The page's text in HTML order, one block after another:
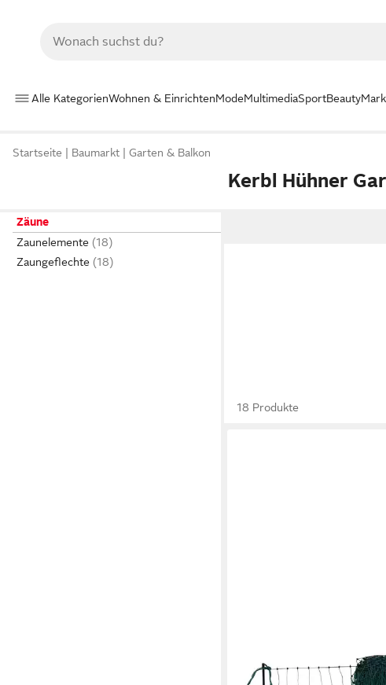
Alle KategorienWohnen & EinrichtenModeMultimediaSportBeauty
Startseite Baumarkt Garten & Balkon
Kerbl Hühner
Zäune
Zaunelemente
Zaungeflechte
18 Produkte